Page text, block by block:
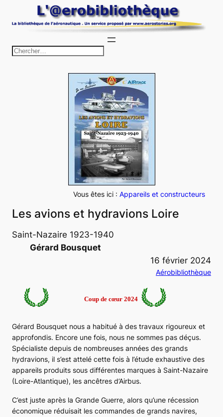
au
c
h
e
r
c
h
e
r
Vous êtes ici : Appareils et constructeurs
Les avions et hydravions Loire
Saint-Nazaire 1923-1940
Gérard Bousquet
16 février 2024
Aérobibliothèque
Coup de cœur 2024
Gérard Bousquet nous a habitué à des travaux rigoureux et
approfondis. Encore une fois, nous ne sommes pas déçus.
Spécialiste depuis de nombreuses années des grands
hydravions, il s’est attelé cette fois à l’étude exhaustive des
appareils produits sous différentes marques à Saint-Nazaire
(Loire-Atlantique), les ancêtres d’Airbus.
C’est juste après la Grande Guerre, alors qu’une récession
économique réduisait les commandes de grands navires,